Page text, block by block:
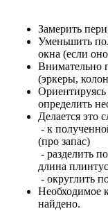
Замерить
Уменьшить
окна (если
Внимательно
(эркеры,
Ориентируясь
определить
Делается это
- к
(про запас)
- разделить
длина
- округлить
Необходимое
найдено.